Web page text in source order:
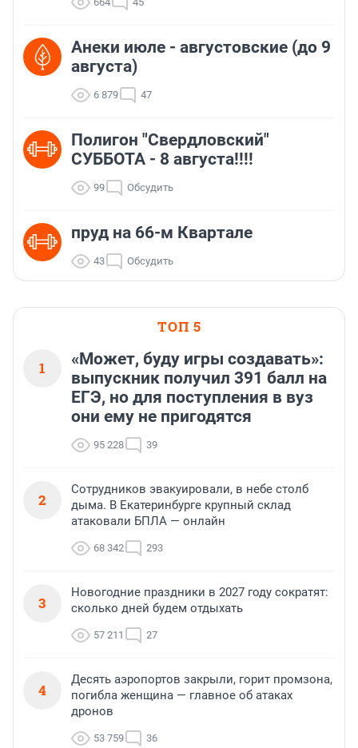
Анеки июле - августовские (до 9
августа)
6 879 47
Полигон "Свердловский"
СУББОТА - 8 августа!!!!
99 Обсудить
пруд на 66-м Квартале
43 Обсудить
ТОП 5
1
«Может, буду игры создавать»:
выпускник получил 391 балл на
ЕГЭ, но для поступления в вуз
они ему не пригодятся
95 228 39
2
Сотрудников эвакуировали, в небе столб
дыма. В Екатеринбурге крупный склад
атаковали БПЛА — онлайн
68 342 293
3
Новогодние праздники в 2027 году сократят:
сколько дней будем отдыхать
57 211 27
4
Десять аэропортов закрыли, горит промзона,
погибла женщина — главное об атаках
дронов
53 759 36